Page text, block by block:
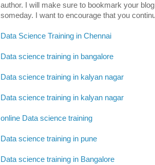
author. I will make sure to bookmark your
someday. I want to encourage that you
Data Science Training in Chennai
Data science training in bangalore
Data science training in kalyan nagar
Data science training in kalyan nagar
online Data science training
Data science training in pune
Data science training in Bangalore